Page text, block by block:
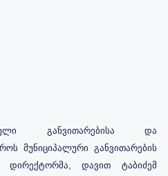
განვითარებისა და
მუნიციპალური განვითარების
დავით ტაბიძემ